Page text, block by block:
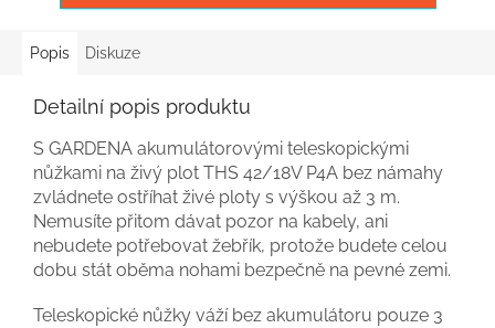
Popis Diskuze
Detailní popis produktu
S GARDENA akumulátorovými teleskopickými
nůžkami na živý plot THS 42/18V P4A bez námahy
zvládnete ostříhat živé ploty s výškou až 3 m.
Nemusíte přitom dávat pozor na kabely, ani
nebudete potřebovat žebřík, protože budete celou
dobu stát oběma nohami bezpečně na pevné zemi.
Teleskopické nůžky váží bez akumulátoru pouze 3